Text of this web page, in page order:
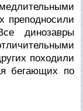
преподносили
динозавры
походили
бегающих по